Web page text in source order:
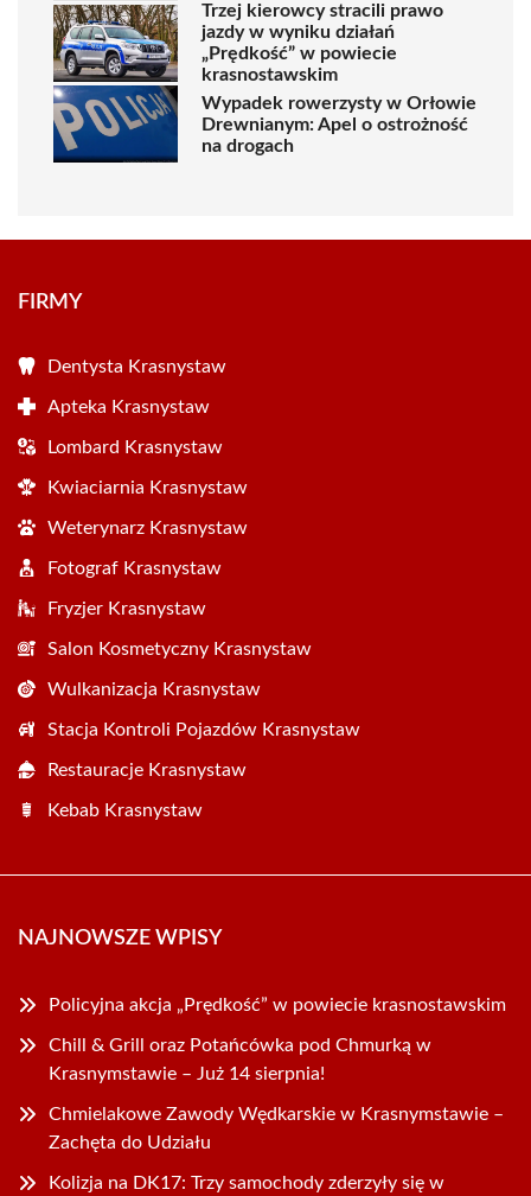
Trzej kierowcy stracili prawo
jazdy w wyniku działań
„Prędkość” w powiecie
krasnostawskim
Wypadek rowerzysty w Orłowie
Drewnianym: Apel o ostrożność
na drogach
FIRMY
Dentysta Krasnystaw
Apteka Krasnystaw
Lombard Krasnystaw
Kwiaciarnia Krasnystaw
Weterynarz Krasnystaw
Fotograf Krasnystaw
Fryzjer Krasnystaw
Salon Kosmetyczny Krasnystaw
Wulkanizacja Krasnystaw
Stacja Kontroli Pojazdów Krasnystaw
Restauracje Krasnystaw
Kebab Krasnystaw
NAJNOWSZE WPISY
Policyjna akcja „Prędkość” w powiecie krasnostawskim
Chill & Grill oraz Potańcówka pod Chmurką w
Krasnymstawie – Już 14 sierpnia!
Chmielakowe Zawody Wędkarskie w Krasnymstawie –
Zachęta do Udziału
Kolizja na DK17: Trzy samochody zderzyły się w